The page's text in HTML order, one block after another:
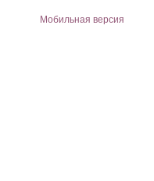
Мобильная версия